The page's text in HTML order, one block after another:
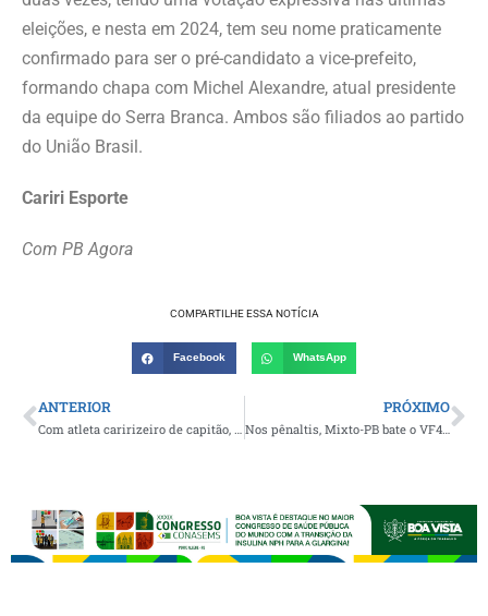
eleições, e nesta em 2024, tem seu nome praticamente
confirmado para ser o pré-candidato a vice-prefeito,
formando chapa com Michel Alexandre, atual presidente
da equipe do Serra Branca. Ambos são filiados ao partido
do União Brasil.
Cariri Esporte
Com PB Agora
COMPARTILHE ESSA NOTÍCIA
Facebook WhatsApp
ANTERIOR PRÓXIMO
Nos pênaltis, Mixto-PB bate o VF4 e conquista título inédito no Paraibano Sub-15